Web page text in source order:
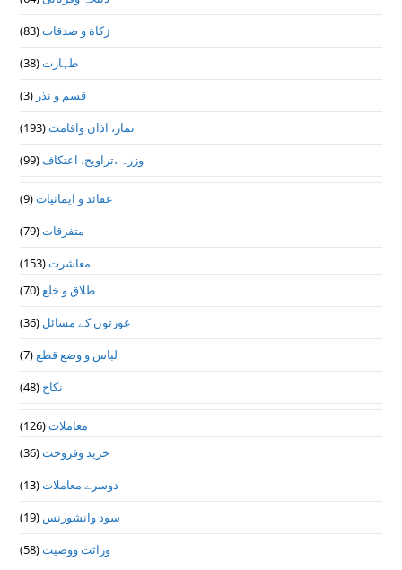
زکاة و صدقات(83)
طہارت(38)
قسم و نذر (3)
نماز، اذان واقامت(193)
وزرہ ،تراويح، اعتكاف(99)
عقائد و ایمانیات(9)
متفرقات(79)
معاشرت(153)
طلاق و خلع(70)
عورتوں کے مسائل (36)
لباس و وضع قطع(7)
نکاح (48)
معاملات(126)
خرید وفروخت(36)
دوسرے معاملات(13)
سود وانشورنس (19)
وراثت ووصيت(58)